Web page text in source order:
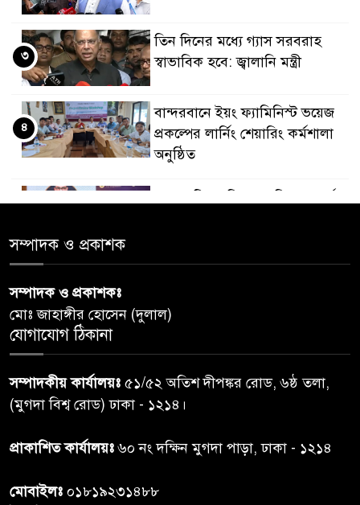
তিন দিনের মধ্যে গ্যাস সরবরাহ
স্বাভাবিক হবে: জ্বালানি মন্ত্রী
৩
বান্দরবানে ইয়ং ফ্যামিনিস্ট ভয়েজ
প্রকল্পের লার্নিং শেয়ারিং কর্মশালা
অনুষ্ঠিত
৪
পেশ
৬
তদন্ত শেষ পর্যায়ে, দ্রুত চার্জশিট
৭
রাতের মধ্যে ঢাকাসহ ১০ অঞ্চলে
ঝড়বৃষ্টির পূর্বাভাস
৮
সম্পাদক ও প্রকাশক
সম্পাদক ও প্রকাশকঃ
মোঃ জাহাঙ্গীর হোসেন (দুলাল)
যোগাযোগ ঠিকানা
সম্পাদকীয় কার্যালয়ঃ ৫১/৫২ অতিশ দীপঙ্কর রোড, ৬ষ্ঠ তলা,
(মুগদা বিশ্ব রোড) ঢাকা - ১২১৪।
প্রাকাশিত কার্যালয়ঃ৬০ নং দক্ষিন মুগদা পাড়া, ঢাকা - ১২১৪
মোবাইলঃ ০১৮১৯২৩১৪৮৮